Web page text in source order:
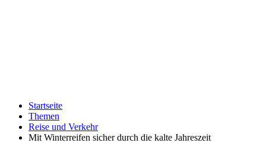
Startseite
Themen
Reise und Verkehr
Mit Winterreifen sicher durch die kalte Jahreszeit